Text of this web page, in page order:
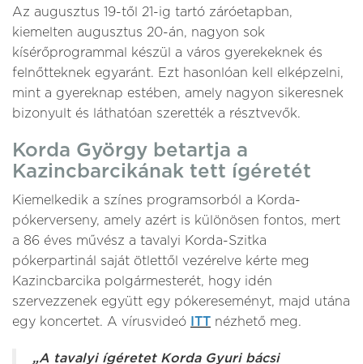
Az augusztus 19-től 21-ig tartó záróetapban,
kiemelten augusztus 20-án, nagyon sok
kísérőprogrammal készül a város gyerekeknek és
felnőtteknek egyaránt. Ezt hasonlóan kell elképzelni,
mint a gyereknap estében, amely nagyon sikeresnek
bizonyult és láthatóan szerették a résztvevők.
Korda György betartja a
Kazincbarcikának tett ígéretét
Kiemelkedik a színes programsorból a Korda-
pókerverseny, amely azért is különösen fontos, mert
a 86 éves művész a tavalyi Korda-Szitka
pókerpartinál saját ötlettől vezérelve kérte meg
Kazincbarcika polgármesterét, hogy idén
szervezzenek együtt egy pókereseményt, majd utána
egy koncertet. A vírusvideó
ITT nézhető meg.
„A tavalyi ígéretet Korda Gyuri bácsi